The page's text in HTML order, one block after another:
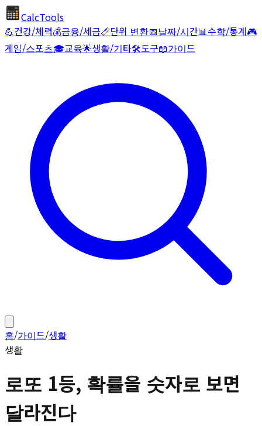
CalcTools
💪건강/체력💰금융/세금📏단위 변환📅날짜/시간📊수학/통계🎮
게임/스포츠🎓교육🌟생활/기타🛠️도구📖가이드
홈/가이드/생활
생활
로또 1등, 확률을 숫자로 보면
달라진다